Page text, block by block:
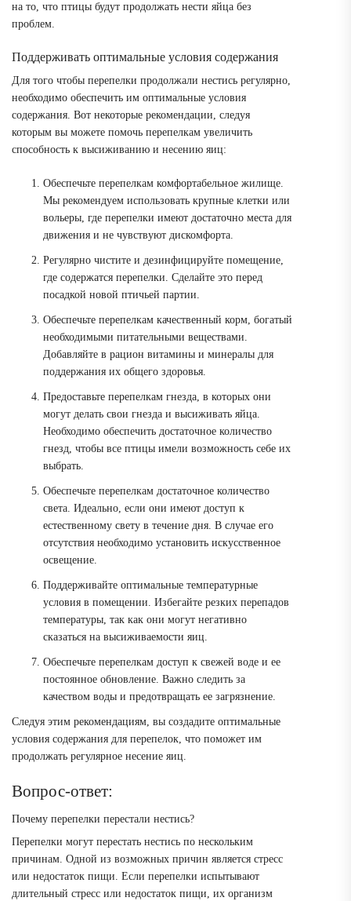
на то, что птицы будут продолжать нести яйца без
проблем.
Поддерживать оптимальные условия содержания
Для того чтобы перепелки продолжали нестись регулярно,
необходимо обеспечить им оптимальные условия
содержания. Вот некоторые рекомендации, следуя
которым вы можете помочь перепелкам увеличить
способность к высиживанию и несению яиц:
Обеспечьте перепелкам комфортабельное жилище.
Мы рекомендуем использовать крупные клетки или
вольеры, где перепелки имеют достаточно места для
движения и не чувствуют дискомфорта.
Регулярно чистите и дезинфицируйте помещение,
где содержатся перепелки. Сделайте это перед
посадкой новой птичьей партии.
Обеспечьте перепелкам качественный корм, богатый
необходимыми питательными веществами.
Добавляйте в рацион витамины и минералы для
поддержания их общего здоровья.
Предоставьте перепелкам гнезда, в которых они
могут делать свои гнезда и высиживать яйца.
Необходимо обеспечить достаточное количество
гнезд, чтобы все птицы имели возможность себе их
выбрать.
Обеспечьте перепелкам достаточное количество
света. Идеально, если они имеют доступ к
естественному свету в течение дня. В случае его
отсутствия необходимо установить искусственное
освещение.
Поддерживайте оптимальные температурные
условия в помещении. Избегайте резких перепадов
температуры, так как они могут негативно
сказаться на высиживаемости яиц.
Обеспечьте перепелкам доступ к свежей воде и ее
постоянное обновление. Важно следить за
качеством воды и предотвращать ее загрязнение.
Следуя этим рекомендациям, вы создадите оптимальные
условия содержания для перепелок, что поможет им
продолжать регулярное несение яиц.
Вопрос-ответ:
Почему перепелки перестали нестись?
Перепелки могут перестать нестись по нескольким
причинам. Одной из возможных причин является стресс
или недостаток пищи. Если перепелки испытывают
длительный стресс или недостаток пищи, их организм